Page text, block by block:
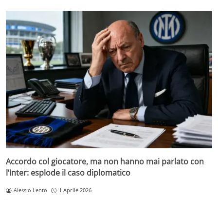
Accordo col giocatore, ma non hanno mai parlato con
l’Inter: esplode il caso diplomatico
Alessio Lento 1 Aprile 2026